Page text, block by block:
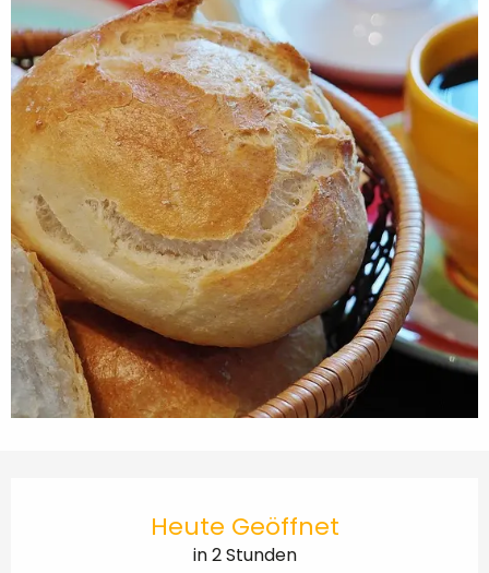
Heute Geöffnet
in 2 Stunden